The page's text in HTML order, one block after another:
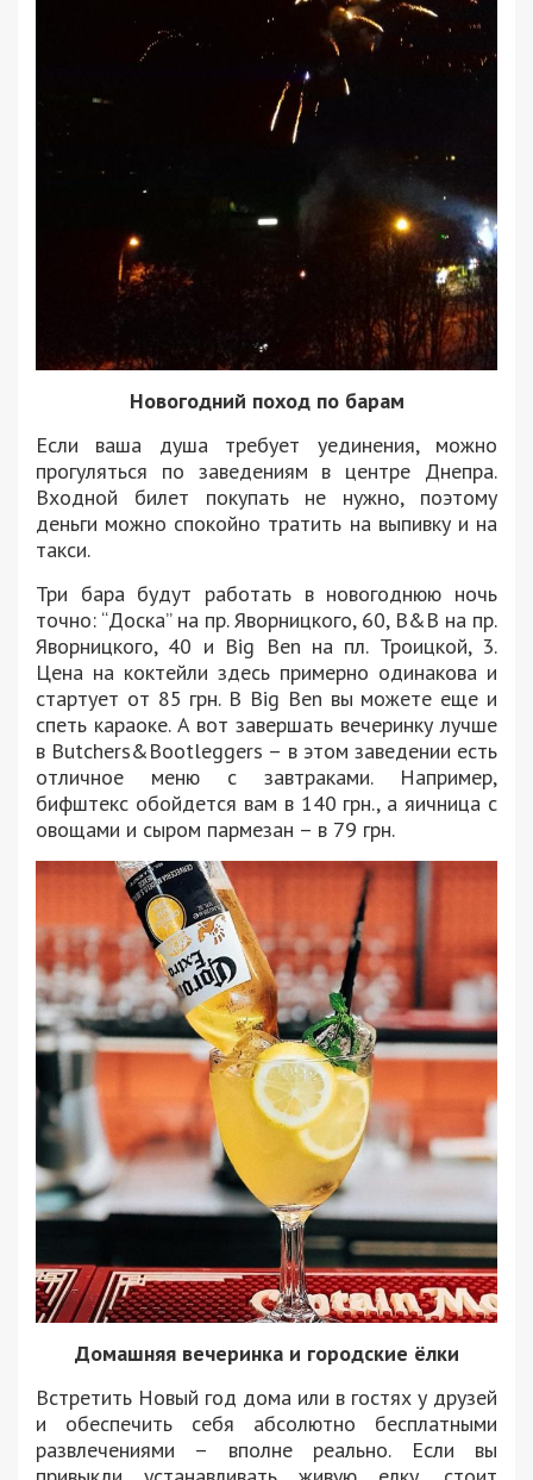
Новогодний поход по барам
Если ваша душа требует уединения, можно
прогуляться по заведениям в центре Днепра.
Входной билет покупать не нужно, поэтому
деньги можно спокойно тратить на выпивку и на
такси.
Три бара будут работать в новогоднюю ночь
точно: “Доска” на пр. Яворницкого, 60, B&B на пр.
Яворницкого, 40 и Big Ben на пл. Троицкой, 3.
Цена на коктейли здесь примерно одинакова и
стартует от 85 грн. В Big Ben вы можете еще и
спеть караоке. А вот завершать вечеринку лучше
в Butchers&Bootleggers – в этом заведении есть
отличное меню с завтраками. Например,
бифштекс обойдется вам в 140 грн., а яичница с
овощами и сыром пармезан – в 79 грн.
Домашняя вечеринка и городские ёлки
Встретить Новый год дома или в гостях у друзей
и обеспечить себя абсолютно бесплатными
развлечениями – вполне реально. Если вы